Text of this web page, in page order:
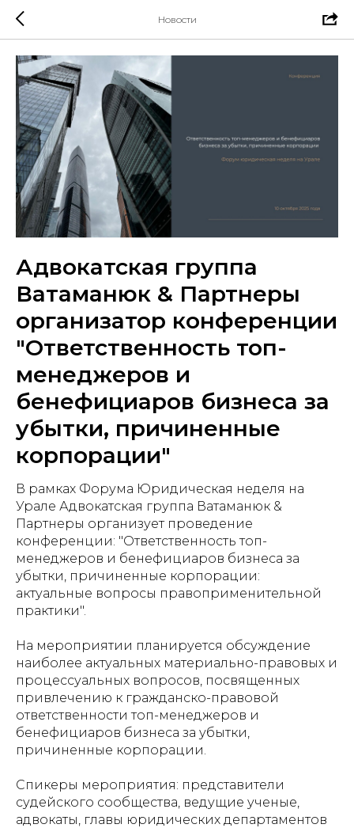
Новости
Адвокатская группа
Ватаманюк & Партнеры
организатор конференции
"Ответственность топ-
менеджеров и
бенефициаров бизнеса за
убытки, причиненные
корпорации"
В рамках Форума Юридическая неделя на
Урале Адвокатская группа Ватаманюк &
Партнеры организует проведение
конференции: "Ответственность топ-
менеджеров и бенефициаров бизнеса за
убытки, причиненные корпорации:
актуальные вопросы правоприменительной
практики".
На мероприятии планируется обсуждение
наиболее актуальных материально-правовых и
процессуальных вопросов, посвященных
привлечению к гражданско-правовой
ответственности топ-менеджеров и
бенефициаров бизнеса за убытки,
причиненные корпорации.
Спикеры мероприятия: представители
судейского сообщества, ведущие ученые,
адвокаты, главы юридических департаментов